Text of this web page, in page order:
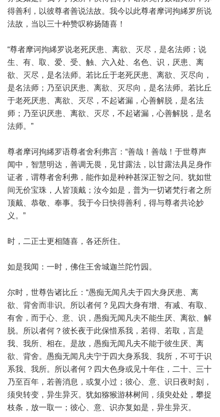
得善利，以彼尊者善说法故。我今以此尊者摩诃拘絺罗所说
法故，当以三十种赞叹称扬随喜！
“尊者摩诃拘絺罗说老死厌患、离欲、灭尽，是名法师；说
生、有、取、爱、受、触、六入处、名色、识，厌患、离
欲、灭尽，是名法师。若比丘于老死厌患、离欲、灭尽向，
是名法师；乃至识厌患、离欲、灭尽向，是名法师。若比丘
于老死厌患、离欲、灭尽，不起诸漏，心善解脱，是名法
师；乃至识厌患、离欲、灭尽，不起诸漏，心善解脱，是名
法师。”
尊者摩诃拘絺罗语尊者舍利弗言：“善哉！善哉！于世尊声
闻中，智慧明达，善调无畏，见甘露法，以甘露法具足身作
证者，谓尊者舍利弗，能作如是种种甚深正智之问。犹如世
间无价宝珠，人皆顶戴；汝今如是，普为一切诸梵行者之所
顶戴、恭敬、奉事。我于今日快得善利，得与尊者共论妙
义。”
时，二正士更相随喜，各还所住。
如是我闻：一时，佛住王舍城迦兰陀竹园。
尔时，世尊告诸比丘：“愚痴无闻凡夫于四大身厌患、离
欲、背舍而非识。所以者何？见四大身有增、有减、有取、
有舍，而于心、意、识，愚痴无闻凡夫不能生厌、离欲、解
脱。所以者何？彼长夜于此保惜系我，若得、若取，言是
我、我所、相在。是故，愚痴无闻凡夫不能于彼生厌、离
欲、背舍。愚痴无闻凡夫宁于四大身系我、我所，不可于识
系我、我所。所以者何？四大色身或见十年住，二十、三十
乃至百年，若善消息，或复小过；彼心、意、识日夜时刻，
须臾转变，异生异灭。犹如猕猴游林树间，须臾处处，攀捉
枝条，放一取一；彼心、意、识亦复如是，异生异灭。